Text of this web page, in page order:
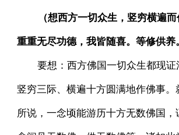
（想西方一切众生，竖穷横遍
重重无尽功德，我皆随喜。等修供养
要想：西方佛国一切众生都现证
竖穷三际、横遍十方圆满地作佛事。
所说，一念顷能游历十方无数佛国，